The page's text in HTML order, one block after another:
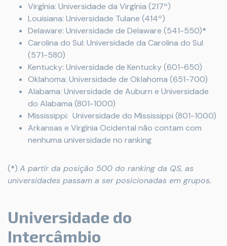
Virgínia: Universidade da Virgínia (217º)
Louisiana: Universidade Tulane (414º)
Delaware: Universidade de Delaware (541-550)*
Carolina do Sul: Universidade da Carolina do Sul
(571-580)
Kentucky: Universidade de Kentucky (601-650)
Oklahoma: Universidade de Oklahoma (651-700)
Alabama: Universidade de Auburn e Universidade
do Alabama (801-1000)
Mississippi: Universidade do Mississippi (801-1000)
Arkansas e Virgínia Ocidental não contam com
nenhuma universidade no ranking
(*) A partir da posição 500 do ranking da QS, as
universidades passam a ser posicionadas em grupos.
Universidade do
Intercâmbio